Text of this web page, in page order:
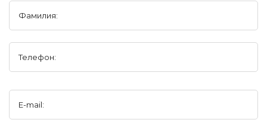
Фамилия:
Телефон:
E-mail: